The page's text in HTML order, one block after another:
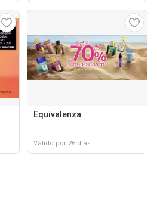
Equivalenza
Válido por 26 dias